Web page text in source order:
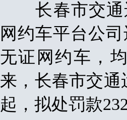
长春市交通运
网约车平台公
无证网约车，
来，长春市交通
起，拟处罚款